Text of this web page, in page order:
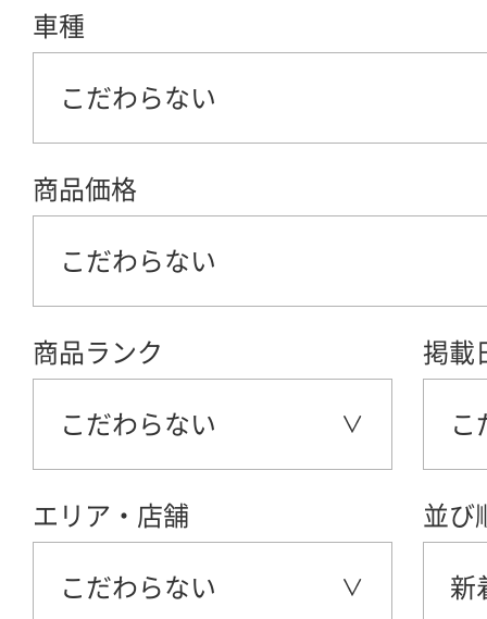
車種
こだわらない
商品価格
こだわらない
商品ランク
こだわらない
掲載
こ
エリア・店舗
こだわらない
並び
新